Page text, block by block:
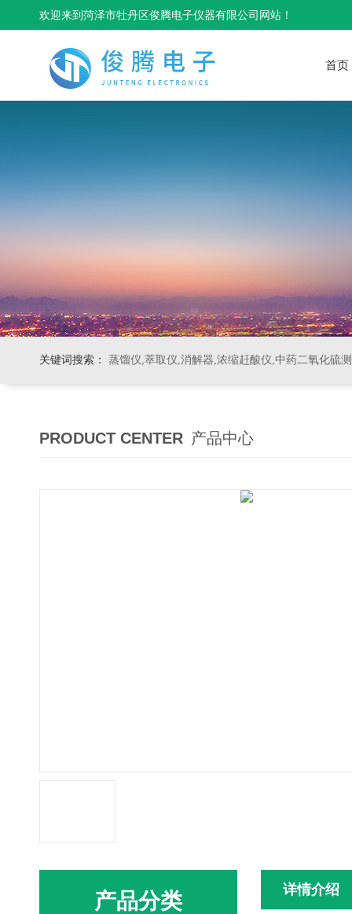
欢迎来到菏泽市牡丹区俊腾电子仪器有限公司网站！
首页
关键词搜索： 蒸馏仪,萃取仪,消解器,浓缩赶酸仪,中药二氧化硫
PRODUCT CENTER 产品中心
详情介绍
产品分类